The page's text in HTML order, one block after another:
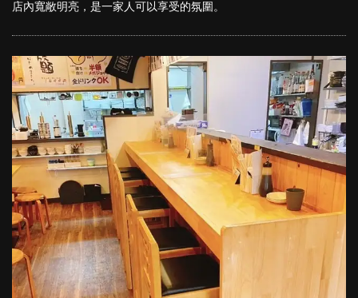
店內寬敞明亮，是一家人可以享受的氛圍。